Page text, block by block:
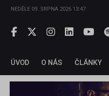
NEDĚLE 09. SRPNA 2026 13:47
ÚVOD O NÁS ČLÁNKY